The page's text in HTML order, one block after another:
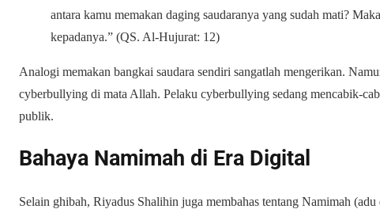
antara kamu memakan daging saudaranya yang sudah mati?
kepadanya.” (QS. Al-Hujurat: 12)
Analogi memakan bangkai saudara sendiri sangatlah mengerikan.
cyberbullying di mata Allah. Pelaku cyberbullying sedang mencabik-
publik.
Bahaya Namimah di Era Digital
Selain ghibah, Riyadus Shalihin juga membahas tentang Namimah (adu